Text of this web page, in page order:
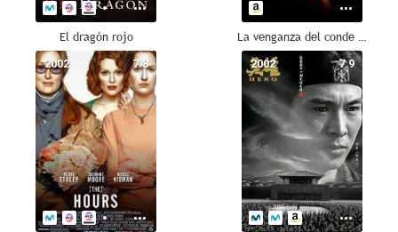
El dragón rojo La venganza del conde de Montecristo
7.8
2002 7.9
2002